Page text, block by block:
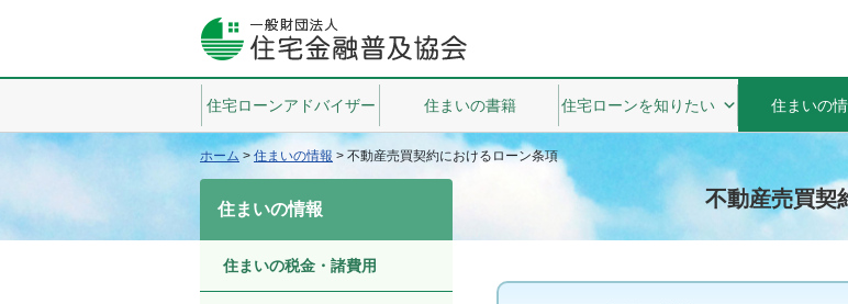
住宅ローンアドバイザー 住まいの書籍 住宅ローンを知りたい 住まいの
ホーム > 住まいの情報 > 不動産売買契約におけるローン条項
不動産売買契
住まいの情報
住まいの税金・諸費用